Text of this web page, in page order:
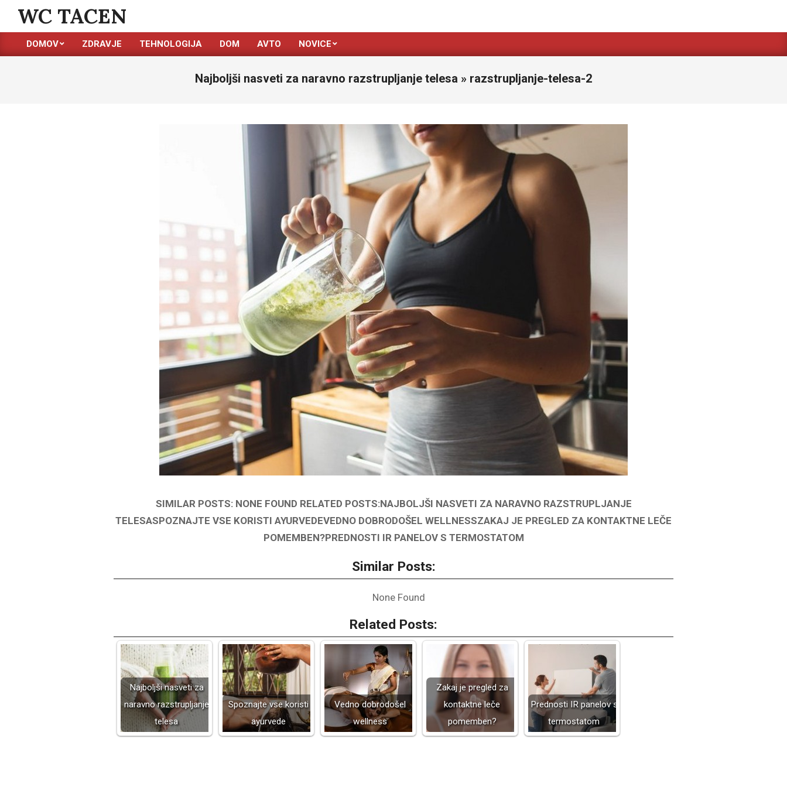
content
WC TACEN
Primary
DOMOV ZDRAVJE TEHNOLOGIJA DOM AVTO NOVICE
Najboljši nasveti za naravno razstrupljanje telesa » razstrupljanje-telesa-2
SIMILAR POSTS: NONE FOUND RELATED POSTS:NAJBOLJŠI NASVETI ZA NARAVNO RAZSTRUPLJANJE
TELESASPOZNAJTE VSE KORISTI AYURVEDEVEDNO DOBRODOŠEL WELLNESSZAKAJ JE PREGLED ZA KONTAKTNE LEČE
POMEMBEN?PREDNOSTI IR PANELOV S TERMOSTATOM
Similar Posts:
None Found
Related Posts:
Najboljši nasveti za
naravno razstrupljanje
telesa
Spoznajte vse koristi
ayurvede
Vedno dobrodošel
wellness
Zakaj je pregled za
kontaktne leče
pomemben?
Prednosti IR panelov s
termostatom